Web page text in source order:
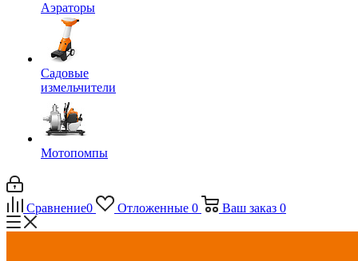
Аэраторы
Садовые
измельчители
Мотопомпы
Сравнение0 Отложенные 0 Ваш заказ 0